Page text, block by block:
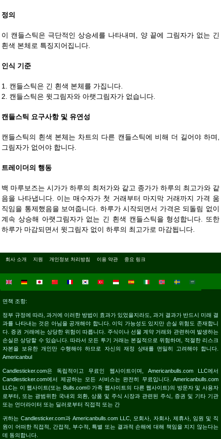
정의
이 캔들스틱은 극단적인 상승세를 나타내며, 양 끝에 그림자가 없는 긴
흰색 본체로 특징지어집니다.
인식 기준
1. 캔들스틱은 긴 흰색 본체를 가집니다.
2. 캔들스틱은 윗그림자와 아랫그림자가 없습니다.
캔들스틱 요구사항 및 유연성
캔들스틱의 흰색 본체는 차트의 다른 캔들스틱에 비해 더 길어야 하며,
그림자가 없어야 합니다.
트레이더의 행동
백 마루보즈는 시가가 하루의 최저가와 같고 종가가 하루의 최고가와 같
음을 나타냅니다. 이는 매수자가 첫 거래부터 마지막 거래까지 가격 움
직임을 통제했음을 보여줍니다. 하루가 시작되면서 가격은 되돌림 없이
계속 상승해 아랫그림자가 없는 긴 흰색 캔들스틱을 형성합니다. 또한
하루가 마감되면서 윗그림자 없이 하루의 최고가로 마감됩니다.
회사 소개 지원 개인정보 처리방침 이용 약관 중요 링크
면책 조항:
정부 규정에 따라, 과거에 이러한 방법이 효과가 있었을지라도, 과거 결과가 반드시 미래 결
과를 나타내는 것은 아님을 공개해야 합니다. 이익 가능성도 있지만 손실 위험도 존재합니
다. 증권 거래에는 상당한 위험이 따릅니다. 주식이나 선물 계약 거래와 관련하여 발생하는
손실은 상당할 수 있습니다. 따라서 모든 투기 거래는 본질적으로 위험하며, 적절한 리스크
자본을 보유한 개인만 수행해야 하므로 자신의 재정 상태를 면밀히 고려해야 합니다.
Americanbul
Candlesticker.com은 독립적이고 무료인 웹사이트이며, Americanbulls.com LLC에서
Candlesticker.com에서 제공하는 모든 서비스는 완전히 무료입니다. Americanbulls.com
LLC는 이 웹사이트(또는 Bulls.com© 가족 웹사이트의 다른 웹사이트)의 방문자 및 사용자
로부터, 또는 광범위한 국내외 외환, 상품 및 주식 시장과 관련된 주식, 증권 및 기타 기관
또는 언더라이터 또는 딜러로부터 직접적 또는 간
귀하는 Candlesticker.com과 Americanbulls.com LLC, 모회사, 자회사, 제휴사, 임원 및 직
원이 어떠한 직접적, 간접적, 부수적, 특별 또는 결과적 손해에 대해 책임을 지지 않는다는
데 동의합니다.